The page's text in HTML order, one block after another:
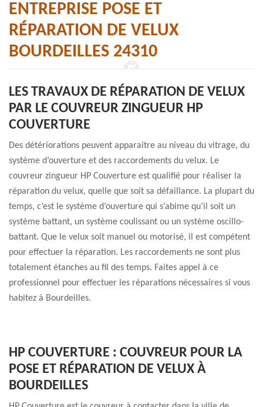
ENTREPRISE POSE ET
RÉPARATION DE VELUX
BOURDEILLES 24310
LES TRAVAUX DE RÉPARATION DE VELUX
PAR LE COUVREUR ZINGUEUR HP
COUVERTURE
Des détériorations peuvent apparaitre au niveau du vitrage, du
système d’ouverture et des raccordements du velux. Le
couvreur zingueur HP Couverture est qualifié pour réaliser la
réparation du velux, quelle que soit sa défaillance. La plupart du
temps, c’est le système d’ouverture qui s’abime qu’il soit un
système battant, un système coulissant ou un système oscillo-
battant. Que le velux soit manuel ou motorisé, il est compétent
pour effectuer la réparation. Les raccordements ne sont plus
totalement étanches au fil des temps. Faites appel à ce
professionnel pour effectuer les réparations nécessaires si vous
habitez à Bourdeilles.
HP COUVERTURE : COUVREUR POUR LA
POSE ET RÉPARATION DE VELUX À
BOURDEILLES